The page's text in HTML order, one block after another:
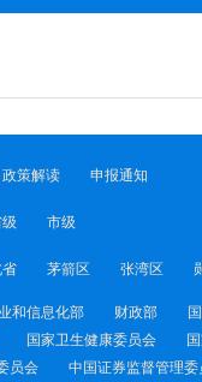
政策解读 申报通知
市级
茅箭区 张湾区
和信息化部 财政部
国家卫生健康委员会
员会
中国证券监督管理委